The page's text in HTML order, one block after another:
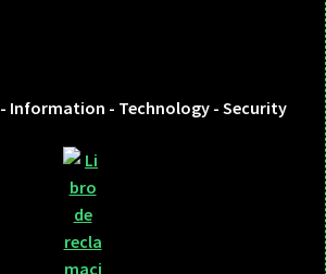
- Information - Technology - Security